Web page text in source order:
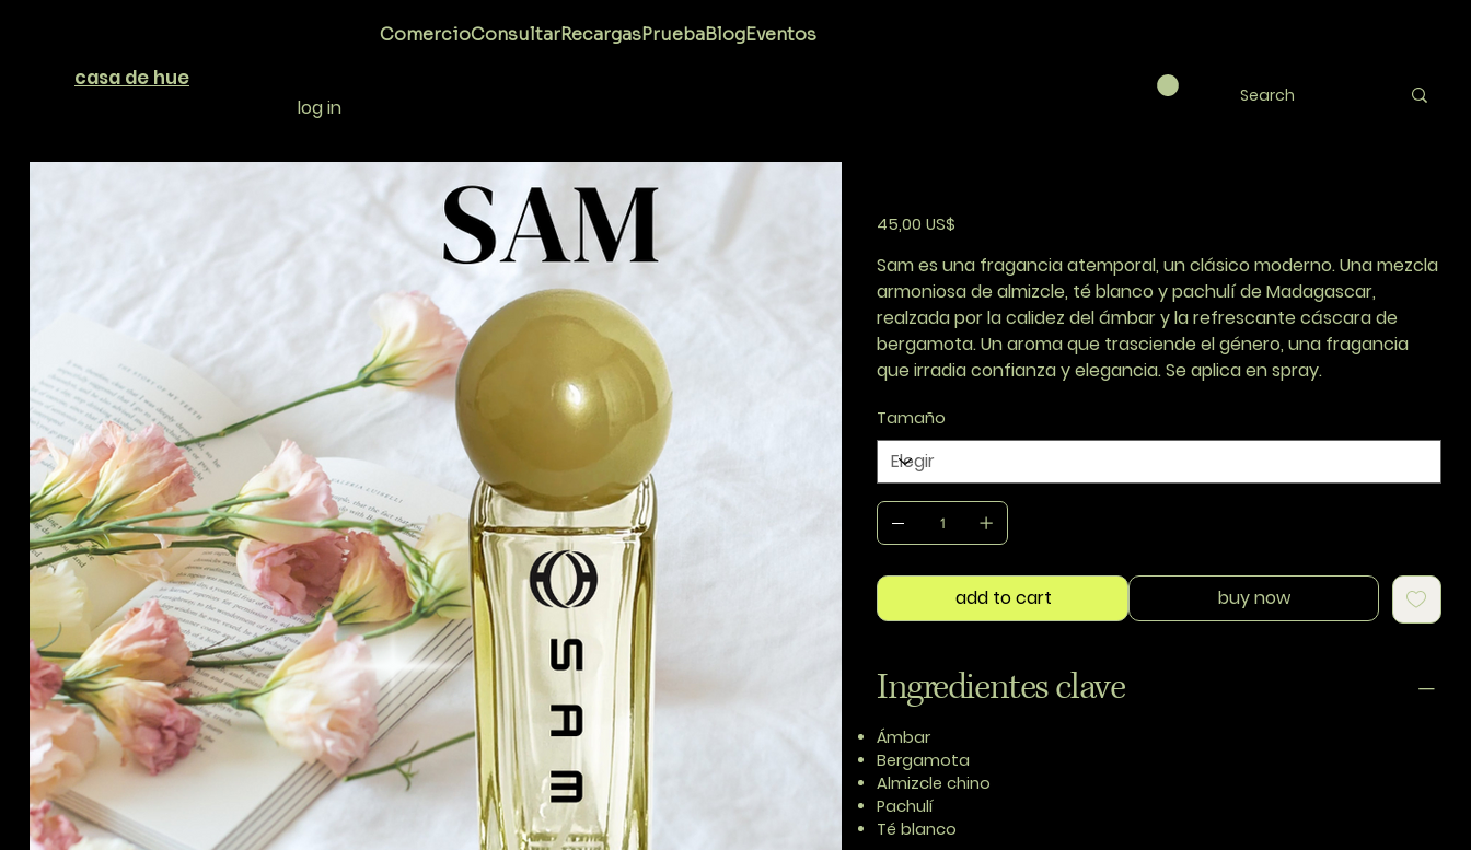
ComercioConsultarRecargasPruebaBlogEventos
casa de hue
log in
Precio
45,00 US$
Sam es una fragancia atemporal, un clásico moderno. Una mezcla
armoniosa de almizcle, té blanco y pachulí de Madagascar,
realzada por la calidez del ámbar y la refrescante cáscara de
bergamota. Un aroma que trasciende el género, una fragancia
que irradia confianza y elegancia. Se aplica en spray.
Tamaño
add to cart buy now
Ingredientes clave
Ámbar
Bergamota
Almizcle chino
Pachulí
Té blanco